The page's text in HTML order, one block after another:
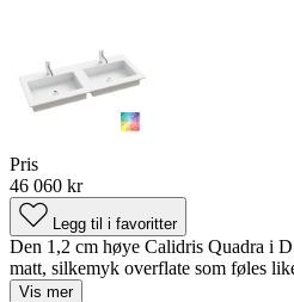
Pris
46 060 kr
Legg til i favoritter
Den 1,2 cm høye Calidris Quadra i
matt, silkemyk overflate som føles
Vis mer